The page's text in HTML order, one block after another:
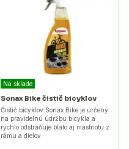
Na sklade
Sonax Bike čistič bicyklov
Čistič bicyklov Sonax Bike je určený
na pravidelnú údržbu bicykla a
rýchlo odstraňuje blato aj mastnotu z
rámu a dielov.